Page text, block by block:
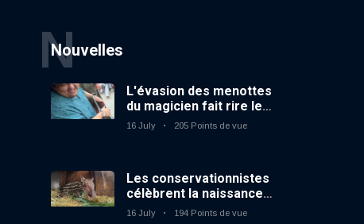
Nouvelles
N
L'évasion des menottes
du magicien fait rire le
public
16 July 205 Points de vue
Les conservationnistes
célèbrent la naissance
du premier tapir
16 July 194 Points de vue